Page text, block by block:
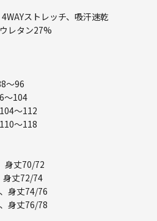
ストレッチ、吸汗速乾
レタン27%
～96
～104
～112
～118
身丈70/72
身丈72/74
身丈74/76
身丈76/78